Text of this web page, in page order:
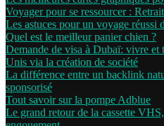
Voyager pour se ressourcer :
Les astuces pour un voyage réussi
Quel est le meilleur panier chien ?
Demande de visa à Dubaï: vivre et
Unis via la création de société
La différence entre un backlink
sponsorisé
Tout savoir sur la pompe Adblue
Le grand retour de la cassette